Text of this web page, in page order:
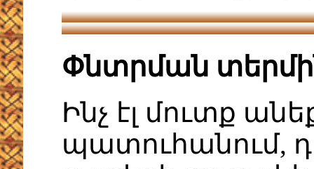
Փնտրման
Ինչ էլ մուտք
պատուհանում,